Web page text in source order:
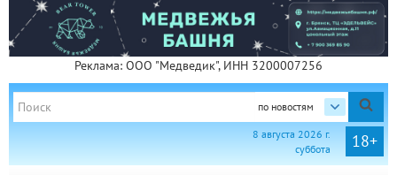
Реклама: ООО "Медведик", ИНН 3200007256
по новостям
18+
8 августа 2026 г.
суббота